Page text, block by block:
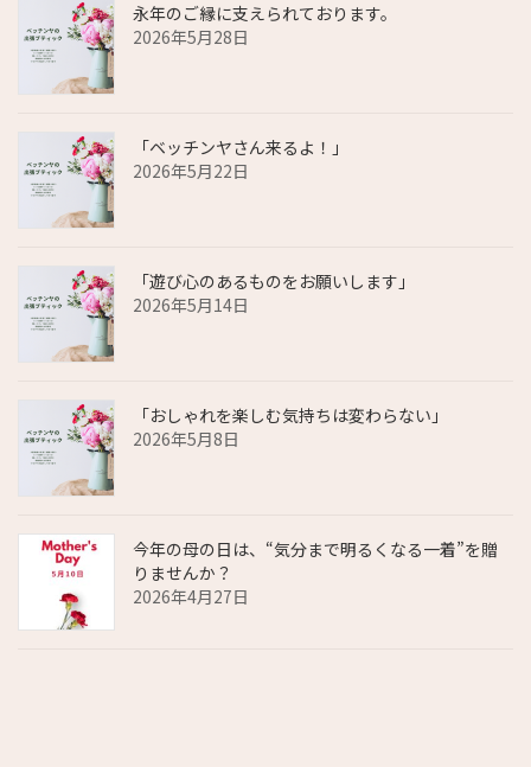
永年のご縁に支えられております。
2026年5月28日
「ベッチンヤさん来るよ！」
2026年5月22日
「遊び心のあるものをお願いします」
2026年5月14日
「おしゃれを楽しむ気持ちは変わらない」
2026年5月8日
今年の母の日は、“気分まで明るくなる一着”を贈
りませんか？
2026年4月27日